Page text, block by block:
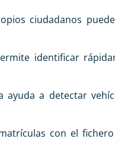
ciudadanos
identificar
ayuda a detectar
con el fichero